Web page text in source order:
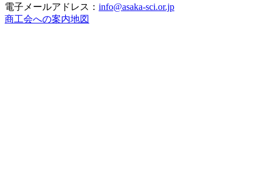
電子メールアドレス： info@asaka-sci.or.jp
商工会への案内地図